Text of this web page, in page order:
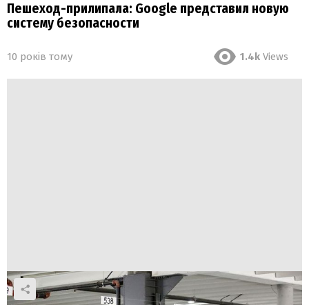
Пешеход-прилипала: Google представил новую
систему безопасности
10 років тому 1.4k Views